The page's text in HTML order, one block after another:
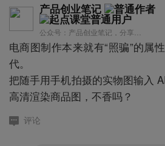
产品创业笔记
公众号：产品创业笔记，分享更多产品思考
电商图制作本来就有“照骗”的属
代。
把随手用手机拍摄的实物图输入
高清渲染商品图，不香吗？
评论